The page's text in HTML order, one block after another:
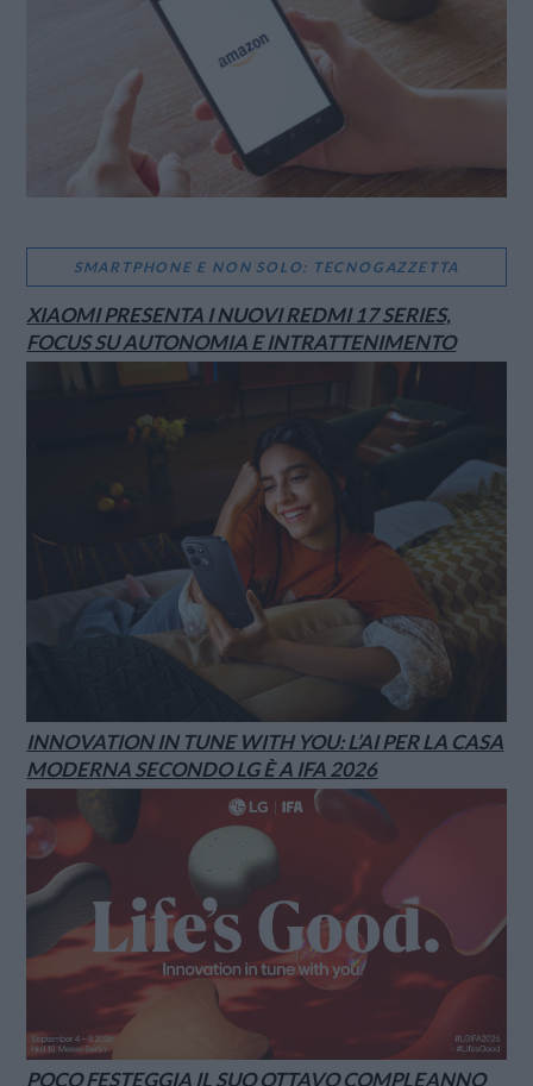
SMARTPHONE E NON SOLO: TECNOGAZZETTA
XIAOMI PRESENTA I NUOVI REDMI 17 SERIES,
FOCUS SU AUTONOMIA E INTRATTENIMENTO
INNOVATION IN TUNE WITH YOU: L’AI PER LA CASA
MODERNA SECONDO LG È A IFA 2026
POCO FESTEGGIA IL SUO OTTAVO COMPLEANNO